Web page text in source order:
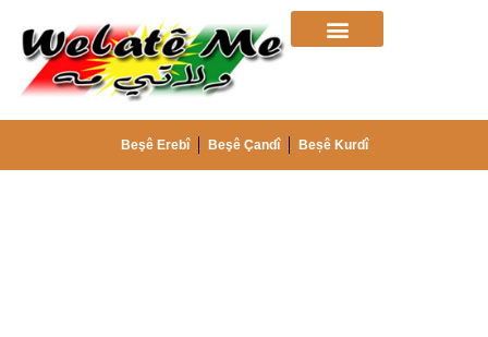
Beşê Erebî Beşê Çandî Beșê Kurdî